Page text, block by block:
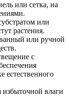
или сетка, на
или
растения.
или ручной
с
естественного
избыточной влаги